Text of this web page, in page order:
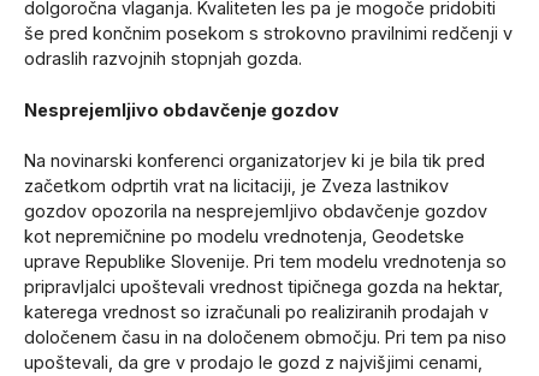
dolgoročna vlaganja. Kvaliteten les pa je mogoče pridobiti
še pred končnim posekom s strokovno pravilnimi redčenji v
odraslih razvojnih stopnjah gozda.
Nesprejemljivo obdavčenje gozdov
Na novinarski konferenci organizatorjev ki je bila tik pred
začetkom odprtih vrat na licitaciji, je Zveza lastnikov
gozdov opozorila na nesprejemljivo obdavčenje gozdov
kot nepremičnine po modelu vrednotenja, Geodetske
uprave Republike Slovenije. Pri tem modelu vrednotenja so
pripravljalci upoštevali vrednost tipičnega gozda na hektar,
katerega vrednost so izračunali po realiziranih prodajah v
določenem času in na določenem območju. Pri tem pa niso
upoštevali, da gre v prodajo le gozd z najvišjimi cenami,